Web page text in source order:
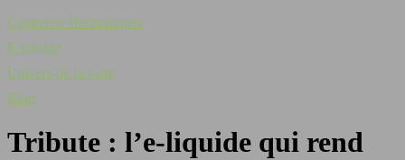
Cigarettes électroniques
E-liquide
Univers de la vape
Blog
Tribute : l’e-liquide qui rend